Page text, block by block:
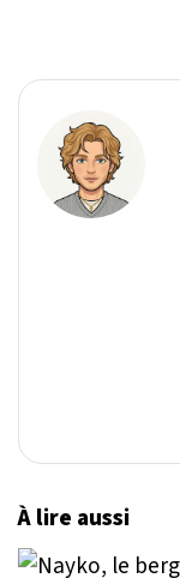
À lire aussi